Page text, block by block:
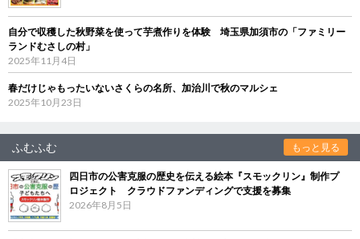
自分で収穫した秋野菜を使って芋煮作りを体験 埼玉県加須市の「ファミリー
ランドむさしの村」
2025年11月4日
春だけじゃもったいないさくらの名所、加治川で秋のマルシェ
2025年10月23日
ふむふむ もっと見る
四日市の公害克服の歴史を伝える絵本『スモックリン』制作プ
ロジェクト クラウドファンディングで支援を募集
2026年8月5日